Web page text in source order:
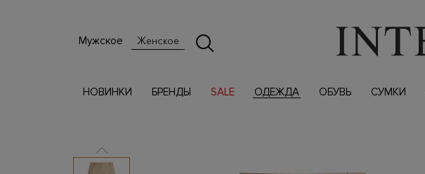
Мужское Женское
НОВИНКИ БРЕНДЫ SALE ОДЕЖДА ОБУВЬ СУМКИ